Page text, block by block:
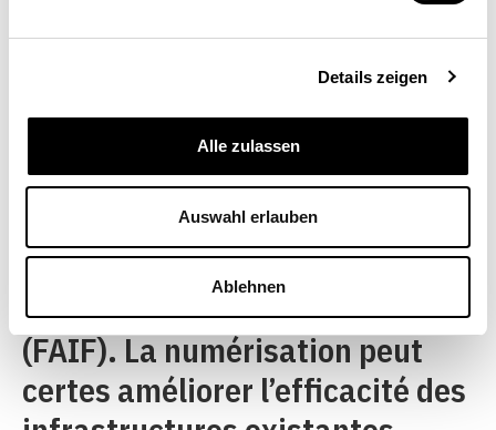
Details zeigen
Alle zulassen
Auswahl erlauben
Ablehnen
augmenter de 50 % entre
2010 et 2040. Cette première
étape d’aménagement de
l’infrastructure est ainsi
essentielle à l’heure de la loi sur
le financement et
l’aménagement de
l’infrastructure ferroviaire
(FAIF). La numérisation peut
certes améliorer l’efficacité des